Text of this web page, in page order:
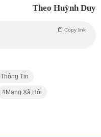
Theo Huỳnh Duy
Copy link
Thông Tin
Mạng Xã Hội